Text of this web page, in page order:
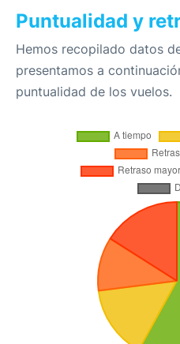
Puntualidad y
Hemos recopilado datos
presentamos a
puntualidad de los vuelos.